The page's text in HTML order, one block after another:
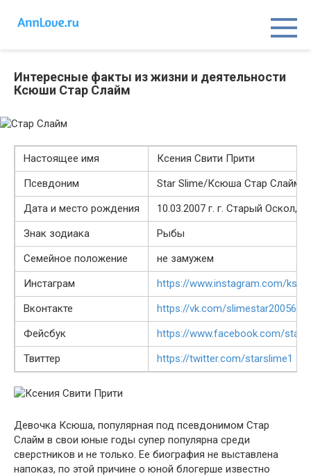
Интересные факты из жизни и деятельности
Ксюши Стар Слайм
Настоящее имя
Ксения Свити Прити
Псевдоним
Star Slime/Ксюша Стар Слайм
Дата и место рождения
10.03.2007 г. г. Старый Оскол,
Знак зодиака
Рыбы
Семейное положение
не замужем
Инстаграм
https://www.instagram.com/
Вконтакте
https://vk.com/slimestar20056
Фейсбук
https://www.facebook.com/
Твиттер
https://twitter.com/starslime1
Девочка Ксюша, популярная под псевдонимом Стар
Слайм в свои юные годы супер популярна среди
сверстников и не только. Ее биография не выставлена
напоказ, по этой причине о юной блогерше известно